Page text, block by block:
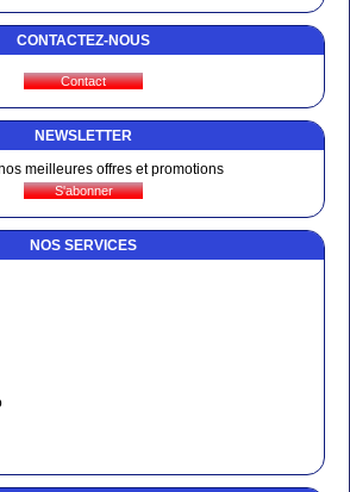
CONTACTEZ-NOUS
NEWSLETTER
meilleures offres et promotions
NOS SERVICES
suite à une commande du 20/01/2021